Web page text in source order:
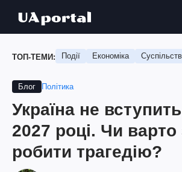
ТОП-ТЕМИ: Події Економіка
Блог Політика
Україна не
2027 році. Чи варто
робити трагедію?